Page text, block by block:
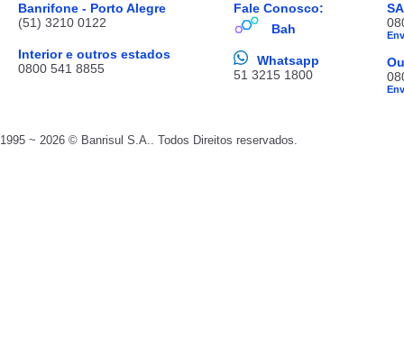
Banrifone - Porto Alegre
(51) 3210 0122
Interior e outros estados
0800 541 8855
Fale Conosco:
Bah
Whatsapp
51 3215 1800
1995 ~ 2026 © Banrisul S.A.. Todos Direitos reservados.